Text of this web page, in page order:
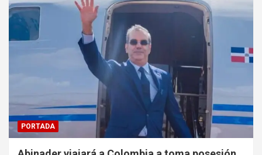
PORTADA